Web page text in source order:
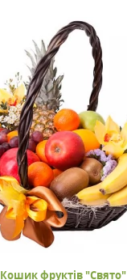
Кошик фруктів "Свято"